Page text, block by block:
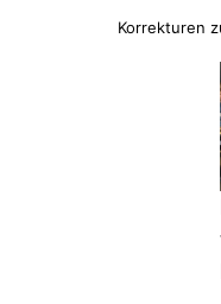
Korrekturen